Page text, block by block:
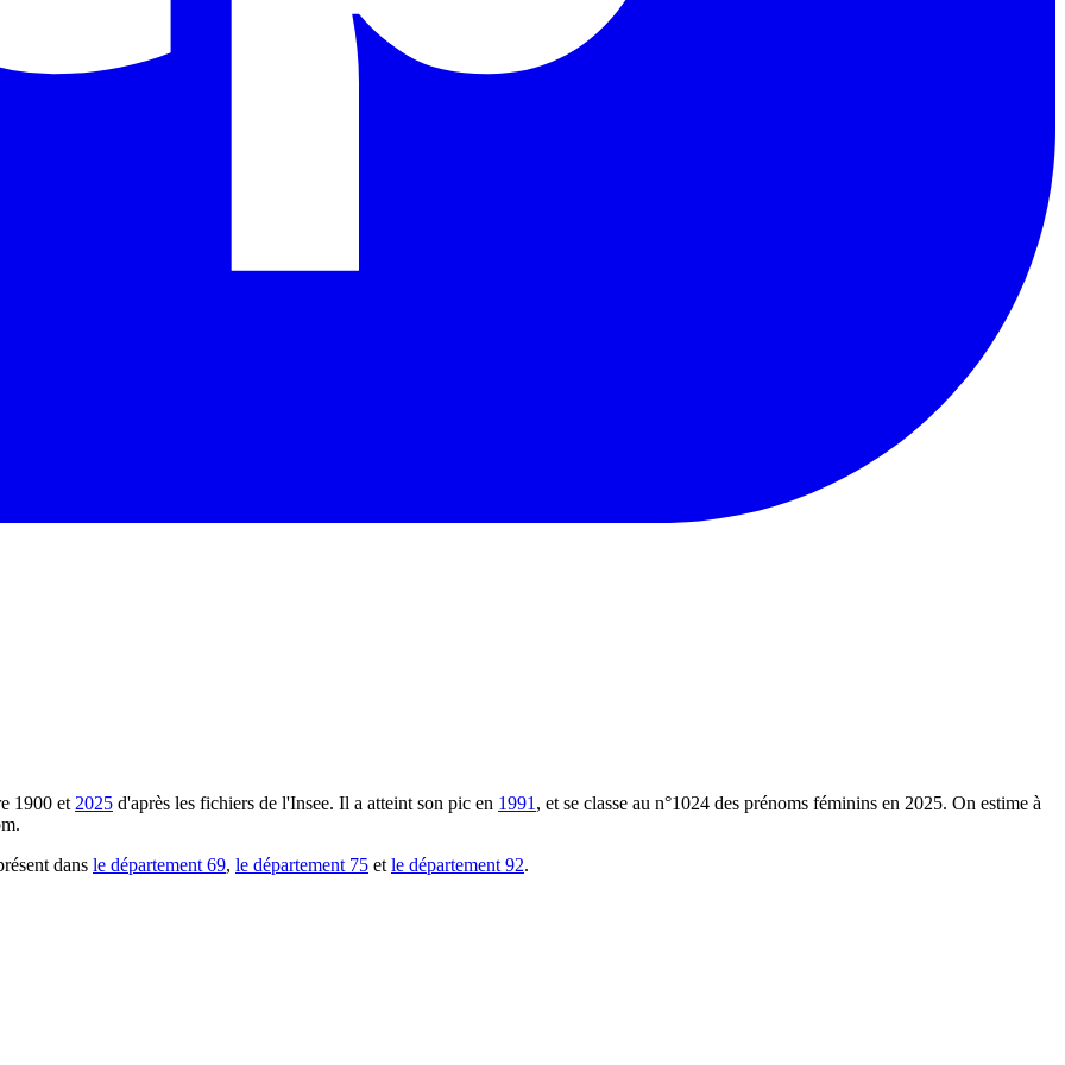
1900 et 2025 d'après les fichiers de l'Insee. Il a atteint son pic en 1991 , et se classe au n°1024 des prénoms féminins en 2025. On estime à
dans le département 69, le département 75 et le département 92.